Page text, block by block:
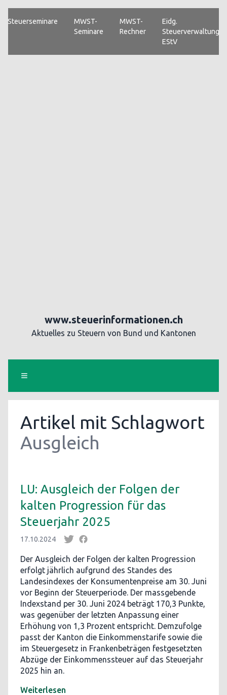
Steuerseminare
MWST-
Seminare
MWST-
Rechner
Eidg.
Steuerverwaltung
EStV
www.steuerinformationen.ch
Aktuelles zu Steuern von Bund und Kantonen
Artikel mit Schlagwort
Ausgleich
LU: Ausgleich der Folgen der
kalten Progression für das
Steuerjahr 2025
17.10.2024
Der Ausgleich der Folgen der kalten Progression
erfolgt jährlich aufgrund des Standes des
Landesindexes der Konsumentenpreise am 30. Juni
vor Beginn der Steuerperiode. Der massgebende
Indexstand per 30. Juni 2024 beträgt 170,3 Punkte,
was gegenüber der letzten Anpassung einer
Erhöhung von 1,3 Prozent entspricht. Demzufolge
passt der Kanton die Einkommenstarife sowie die
im Steuergesetz in Frankenbeträgen festgesetzten
Abzüge der Einkommenssteuer auf das Steuerjahr
2025 hin an.
Weiterlesen